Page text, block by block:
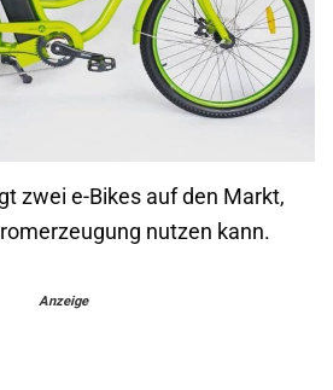
zwei e-Bikes auf den Markt,
nutzen kann.
Anzeige